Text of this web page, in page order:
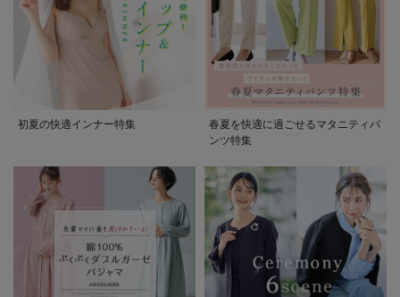
初夏の快適インナー特集
春夏を快適に過ごせるマタニティパ
ンツ特集